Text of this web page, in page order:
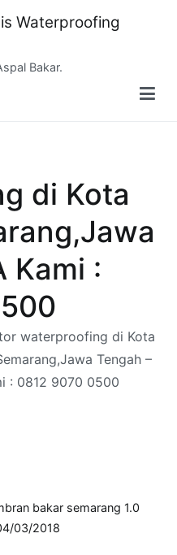
Waterproofing
Bakar.
di Kota
Kami :
waterproofing di Kota
Tengah –
: 0812 9070 0500
bakar semarang 1.0
03/2018